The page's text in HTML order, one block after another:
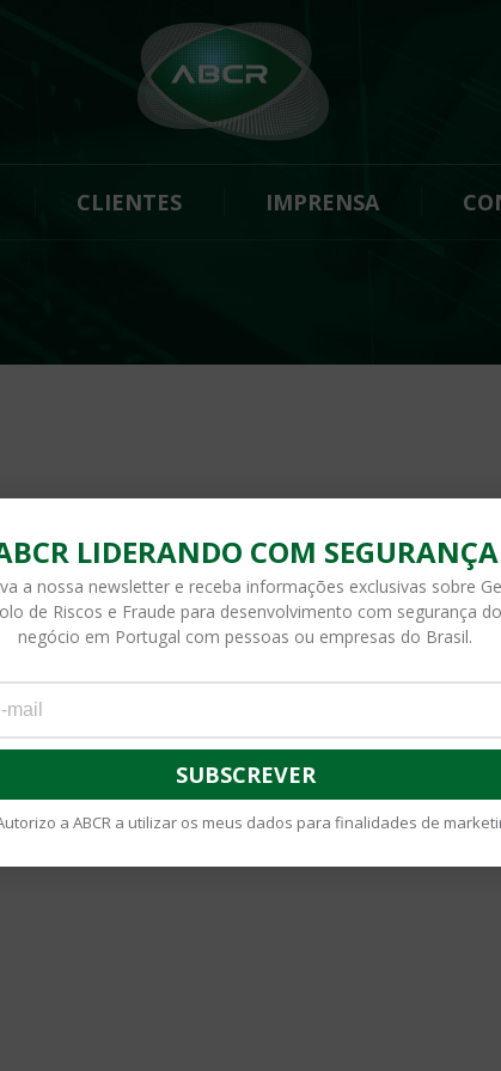
CLIENTES IMPRENSA
LIDERANDO COM SEGURANÇA
a nossa newsletter e receba informações exclusivas sobre
de Riscos e Fraude para desenvolvimento com segurança
negócio em Portugal com pessoas ou empresas do Brasil.
a ABCR a utilizar os meus dados para finalidades de